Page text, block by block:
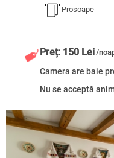
Prosoape
Preț: 150 Lei/
Camera are baie
Nu se acceptă